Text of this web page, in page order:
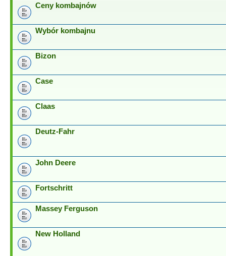
Ceny kombajnów
Wybór kombajnu
Bizon
Case
Claas
Deutz-Fahr
John Deere
Fortschritt
Massey Ferguson
New Holland